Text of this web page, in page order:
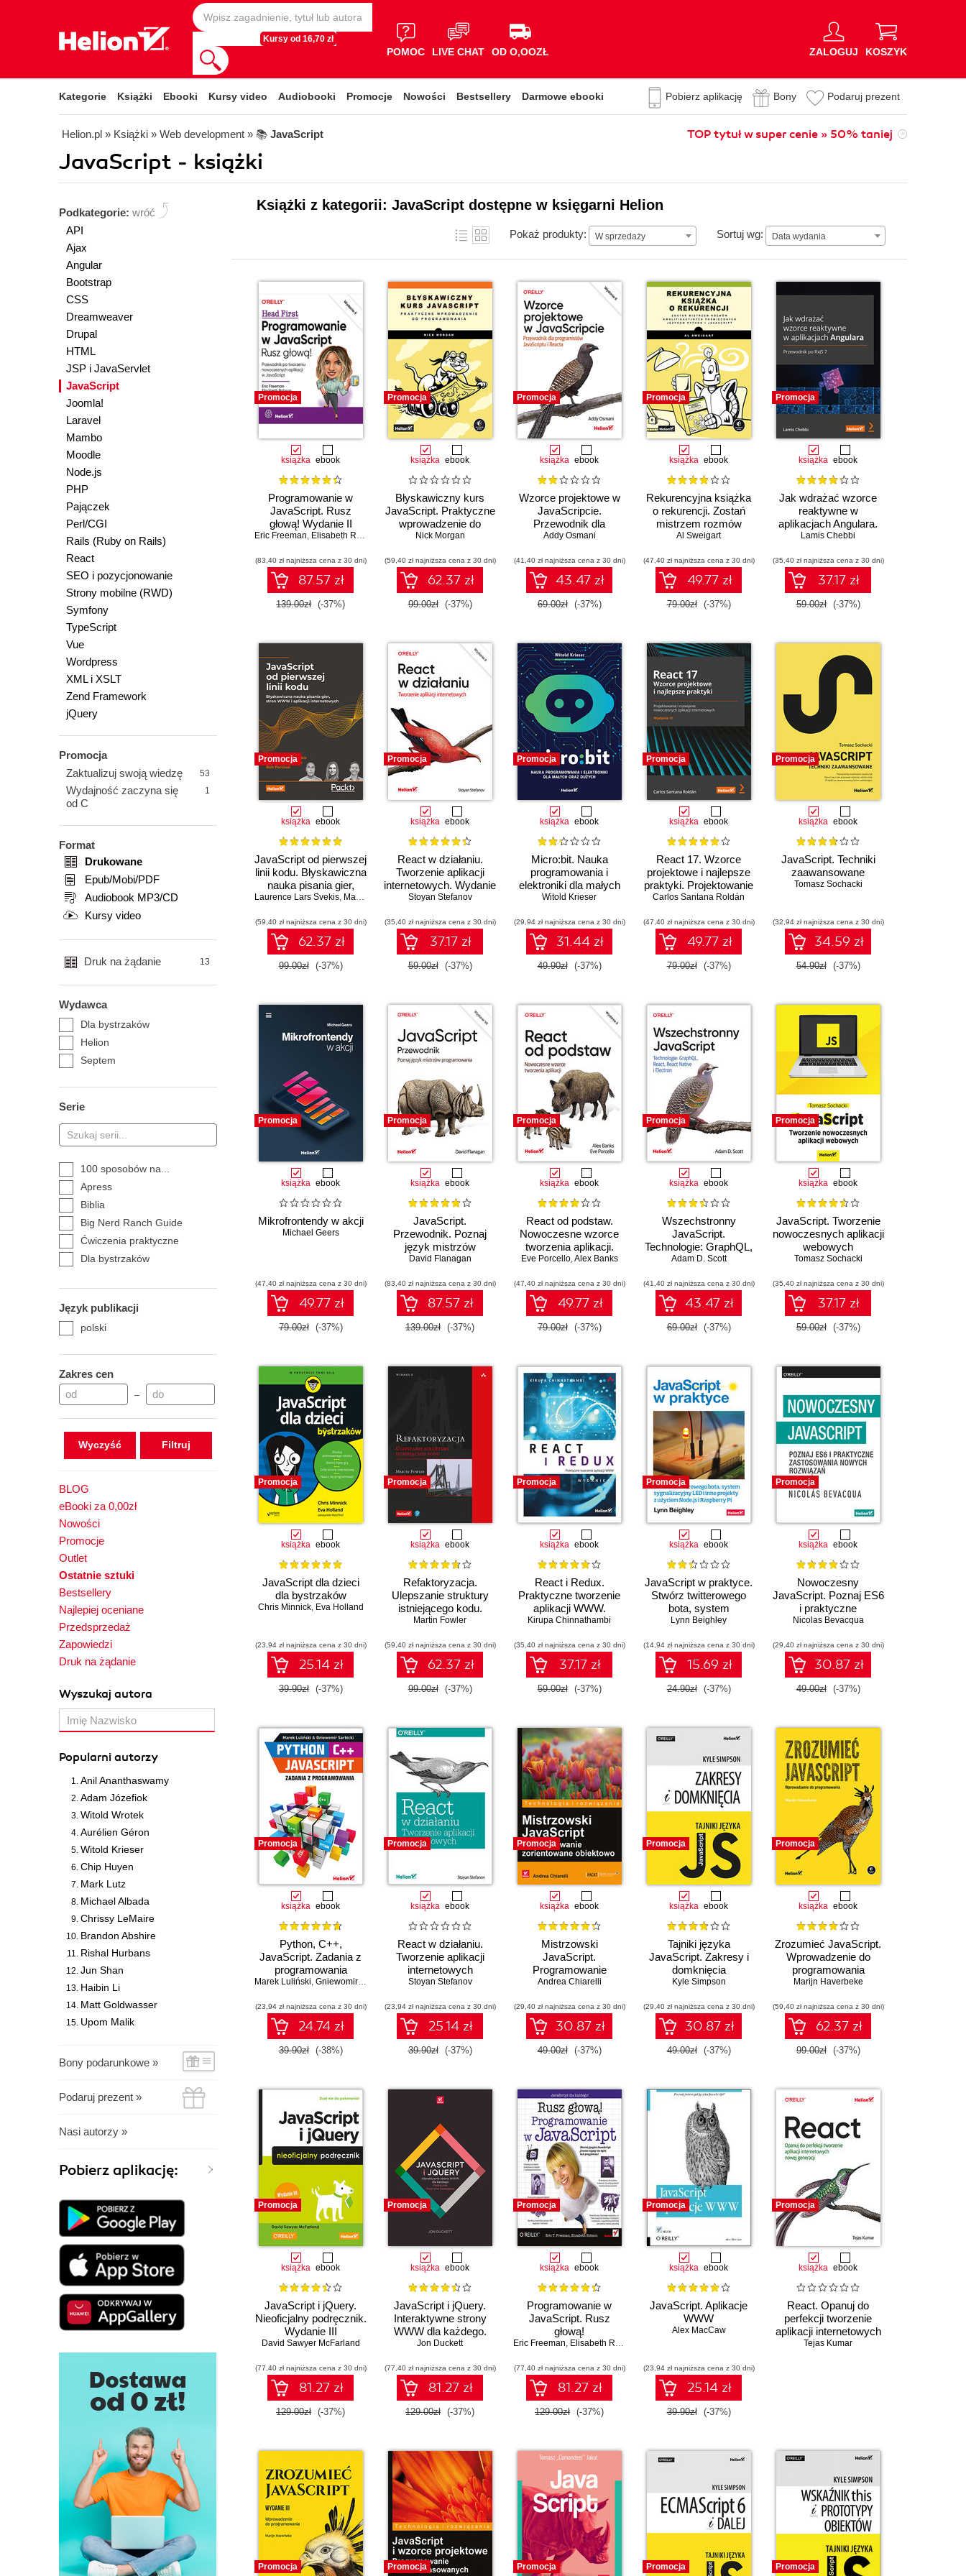
Kursy od 16,70 zł
POMOC LIVE CHAT OD O,OOZŁ ZALOGUJ KOSZYK
Kategorie Książki Ebooki Kursy video Audiobooki Promocje Nowości Bestsellery Darmowe ebooki Pobierz aplikację Bony Podaruj prezent
Helion.pl » Książki » Web development » 📚 JavaScript TOP tytuł w super cenie » 50% taniej
JavaScript - książki
Podkategorie: wróć
API
Ajax
Angular
Bootstrap
CSS
Dreamweaver
Drupal
HTML
JSP i JavaServlet
JavaScript
Joomla!
Laravel
Mambo
Moodle
Node.js
PHP
Pajączek
Perl/CGI
Rails (Ruby on Rails)
React
SEO i pozycjonowanie
Strony mobilne (RWD)
Symfony
TypeScript
Vue
Wordpress
XML i XSLT
Zend Framework
jQuery
Promocja
Zaktualizuj swoją wiedzę
53
Wydajność zaczyna się
od C
1
Format
Drukowane
Epub/Mobi/PDF
Audiobook MP3/CD
Kursy video
Druk na żądanie 13
Wydawca
Dla bystrzaków
Helion
Septem
Serie
100 sposobów na...
Apress
Biblia
Big Nerd Ranch Guide
Ćwiczenia praktyczne
Dla bystrzaków
Ilustrowany przewodnik
Kanon informatyki
Nieoficjalny podręcznik
Pierwsza pomoc
Pierwsze starcie
Praktyczny kurs
Receptury
Rusz głową
Smashing Magazine
Tablice informatyczne
Tajniki języka JavaScript
Technologia i rozwiązania
W Akcji
Wrox
Język publikacji
polski
Zakres cen
–
Wyczyść
BLOG
eBooki za 0,00zł
Nowości
Promocje
Outlet
Ostatnie sztuki
Bestsellery
Najlepiej oceniane
Przedsprzedaż
Zapowiedzi
Druk na żądanie
Wyszukaj autora
Popularni autorzy
Anil Ananthaswamy
Adam Józefiok
Witold Wrotek
Aurélien Géron
Witold Krieser
Chip Huyen
Mark Lutz
Michael Albada
Chrissy LeMaire
Brandon Abshire
Rishal Hurbans
Jun Shan
Haibin Li
Matt Goldwasser
Upom Malik
Bony podarunkowe »
Podaruj prezent »
Nasi autorzy »
Pobierz aplikację:
Książki z kategorii: JavaScript dostępne w księgarni Helion
Pokaż produkty: W sprzedaży Sortuj wg: Data wydania
Data wydania
Promocja
książka ebook
Programowanie w
JavaScript. Rusz
głową! Wydanie II
Eric Freeman, Elisabeth Robson
(83,40 zł najniższa cena z 30 dni)
87.57 zł
139.00zł (-37%)
Promocja
książka ebook
Błyskawiczny kurs
JavaScript. Praktyczne
wprowadzenie do
programowania
Nick Morgan
(59,40 zł najniższa cena z 30 dni)
62.37 zł
99.00zł (-37%)
Promocja
książka ebook
Wzorce projektowe w
JavaScripcie.
Przewodnik dla
programistów
Wydanie II
Addy Osmani
(41,40 zł najniższa cena z 30 dni)
43.47 zł
69.00zł (-37%)
Promocja
książka ebook
Rekurencyjna książka
o rekurencji. Zostań
mistrzem rozmów
kwalifikacyjnych
Python i JavaScript
Al Sweigart
(47,40 zł najniższa cena z 30 dni)
49.77 zł
79.00zł (-37%)
Promocja
książka ebook
Jak wdrażać wzorce
reaktywne w
aplikacjach Angulara.
Przewodnik po RxJS 7
Lamis Chebbi
(35,40 zł najniższa cena z 30 dni)
37.17 zł
59.00zł (-37%)
Promocja
książka ebook
JavaScript od pierwszej
linii kodu. Błyskawiczna
nauka pisania gier,
stron WWW i aplikacji
Laurence Lars Svekis, Maaike van Putten ,Rob Percival
(59,40 zł najniższa cena z 30 dni)
62.37 zł
99.00zł (-37%)
Promocja
książka ebook
React w działaniu.
Tworzenie aplikacji
internetowych. Wydanie
II
Stoyan Stefanov
(35,40 zł najniższa cena z 30 dni)
37.17 zł
59.00zł (-37%)
Promocja
książka ebook
Micro:bit. Nauka
programowania i
elektroniki dla małych
oraz dużych
Witold Krieser
(29,94 zł najniższa cena z 30 dni)
31.44 zł
49.90zł (-37%)
Promocja
książka ebook
React 17. Wzorce
projektowe i najlepsze
praktyki. Projektowanie
i rozwijanie
internetowych. Wydanie
III
Carlos Santana Roldán
(47,40 zł najniższa cena z 30 dni)
49.77 zł
79.00zł (-37%)
Promocja
książka ebook
JavaScript. Techniki
zaawansowane
Tomasz Sochacki
(32,94 zł najniższa cena z 30 dni)
34.59 zł
54.90zł (-37%)
Promocja
książka ebook
Mikrofrontendy w akcji
Michael Geers
(47,40 zł najniższa cena z 30 dni)
49.77 zł
79.00zł (-37%)
Promocja
książka ebook
JavaScript.
Przewodnik. Poznaj
język mistrzów
programowania.
David Flanagan
(83,40 zł najniższa cena z 30 dni)
87.57 zł
139.00zł (-37%)
Promocja
książka ebook
React od podstaw.
Nowoczesne wzorce
tworzenia aplikacji.
Wydanie II
Eve Porcello,Alex Banks
(47,40 zł najniższa cena z 30 dni)
49.77 zł
79.00zł (-37%)
Promocja
książka ebook
Wszechstronny
JavaScript.
Technologie: GraphQL,
React, React Native i
Adam D. Scott
(41,40 zł najniższa cena z 30 dni)
43.47 zł
69.00zł (-37%)
Promocja
książka ebook
JavaScript. Tworzenie
nowoczesnych aplikacji
webowych
Tomasz Sochacki
(35,40 zł najniższa cena z 30 dni)
37.17 zł
59.00zł (-37%)
Promocja
książka ebook
JavaScript dla dzieci
dla bystrzaków
Chris Minnick, Eva Holland
(23,94 zł najniższa cena z 30 dni)
25.14 zł
39.90zł (-37%)
Promocja
książka ebook
Refaktoryzacja.
Ulepszanie struktury
istniejącego kodu.
Wydanie II
Martin Fowler
(59,40 zł najniższa cena z 30 dni)
62.37 zł
99.00zł (-37%)
Promocja
książka ebook
React i Redux.
Praktyczne tworzenie
aplikacji WWW.
Wydanie II
Kirupa Chinnathambi
(35,40 zł najniższa cena z 30 dni)
37.17 zł
59.00zł (-37%)
Promocja
książka ebook
JavaScript w praktyce.
Stwórz twitterowego
bota, system
sygnalizacyjny LED i
Node.js i Raspberry Pi
Lynn Beighley
(14,94 zł najniższa cena z 30 dni)
15.69 zł
24.90zł (-37%)
Promocja
książka ebook
Nowoczesny
JavaScript. Poznaj ES6
i praktyczne
zastosowania nowych
Nicolas Bevacqua
(29,40 zł najniższa cena z 30 dni)
30.87 zł
49.00zł (-37%)
Promocja
książka ebook
Python, C++,
JavaScript. Zadania z
programowania
Marek Luliński, Gniewomir Sarbicki
(23,94 zł najniższa cena z 30 dni)
24.74 zł
39.90zł (-38%)
Promocja
książka ebook
React w działaniu.
Tworzenie aplikacji
internetowych
Stoyan Stefanov
(23,94 zł najniższa cena z 30 dni)
25.14 zł
39.90zł (-37%)
Promocja
książka ebook
Mistrzowski
JavaScript.
Programowanie
zorientowane
Andrea Chiarelli
(29,40 zł najniższa cena z 30 dni)
30.87 zł
49.00zł (-37%)
Promocja
książka ebook
Tajniki języka
JavaScript. Zakresy i
domknięcia
Kyle Simpson
(29,40 zł najniższa cena z 30 dni)
30.87 zł
49.00zł (-37%)
Promocja
książka ebook
Zrozumieć JavaScript.
Wprowadzenie do
programowania
Marijn Haverbeke
(59,40 zł najniższa cena z 30 dni)
62.37 zł
99.00zł (-37%)
Promocja
książka ebook
JavaScript i jQuery.
Nieoficjalny podręcznik.
Wydanie III
David Sawyer McFarland
(77,40 zł najniższa cena z 30 dni)
81.27 zł
129.00zł (-37%)
Promocja
książka ebook
JavaScript i jQuery.
Interaktywne strony
WWW dla każdego.
Podręcznik Front-End
Jon Duckett
(77,40 zł najniższa cena z 30 dni)
81.27 zł
129.00zł (-37%)
Promocja
książka ebook
Programowanie w
JavaScript. Rusz
głową!
Eric Freeman, Elisabeth Robson
(77,40 zł najniższa cena z 30 dni)
81.27 zł
129.00zł (-37%)
Promocja
książka ebook
JavaScript. Aplikacje
WWW
Alex MacCaw
(23,94 zł najniższa cena z 30 dni)
25.14 zł
39.90zł (-37%)
Promocja
książka ebook
React. Opanuj do
perfekcji tworzenie
aplikacji internetowych
nowej generacji
Tejas Kumar
Promocja Promocja Promocja Promocja Promocja